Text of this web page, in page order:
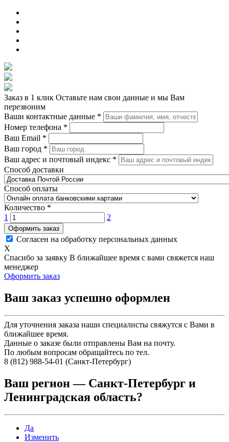
Заказ в 1 клик Оставьте нам свои данные и мы Вам
перезвоним
Ваши контактные данные *
Номер телефона *
Ваш Email *
Ваш город *
Ваш адрес и почтовый индекс *
Способ доставки
Способ оплаты
Количество *
1
2
Оформить заказ
Согласен на обработку персональных данных
X
Спасибо за заявку В ближайшее время с вами свяжется наш
менеджер
Оформить заказ
Ваш заказ успешно оформлен
Для уточнения заказа наши специалисты свяжутся с Вами в
ближайшее время.
Данные о заказе были отправлены Вам на почту.
По любым вопросам обращайтесь по тел.
8 (812) 988-54-01 (Санкт-Петербург)
Ваш регион — Санкт-Петербург и
Ленинградская область?
Да
Изменить